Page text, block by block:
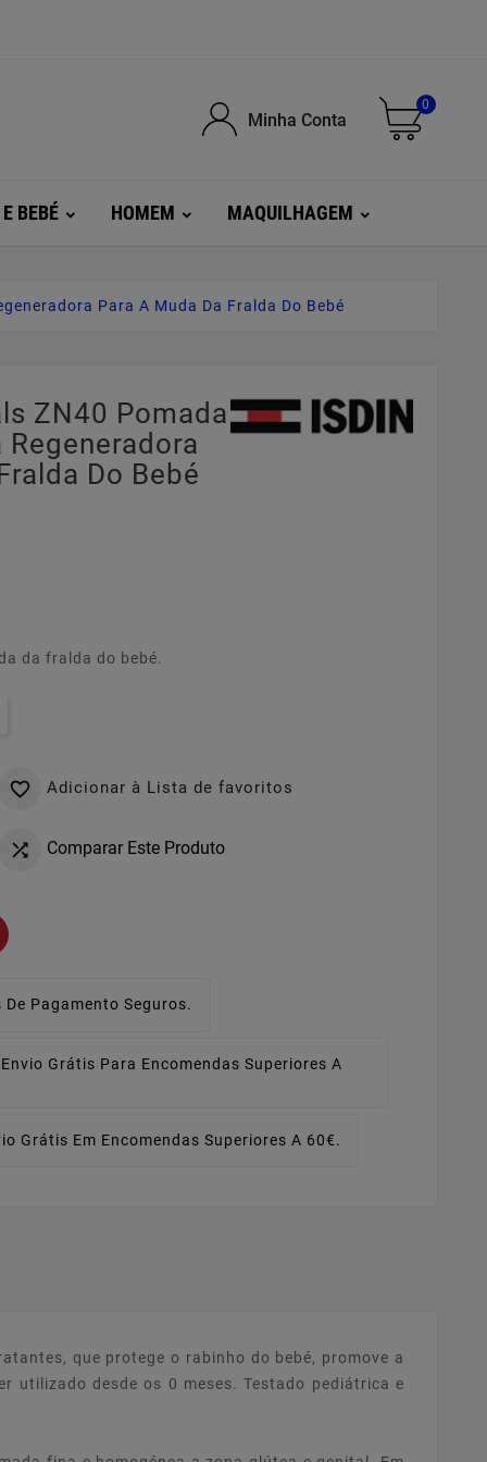
Minha Conta
0
BEBÉ HOMEM MAQUILHAGEM
Para A Muda Da Fralda Do Bebé
ZN40 Pomada
Do Bebé
da fralda do bebé.
 Adicionar à Lista de favoritos
 Comparar Este Produto
De Pagamento Seguros.
Envio Grátis Para Encomendas Superiores A
Grátis Em Encomendas Superiores A 60€.
que protege o rabinho do bebé, promove a
utilizado desde os 0 meses. Testado pediátrica e